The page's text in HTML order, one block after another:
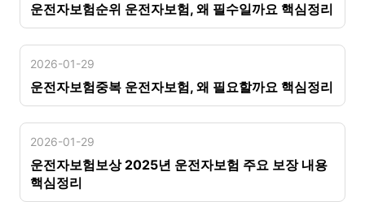
운전자보험순위 운전자보험, 왜 필수일까요 핵심정리
2026-01-29
운전자보험중복 운전자보험, 왜 필요할까요 핵심정리
2026-01-29
운전자보험보상 2025년 운전자보험 주요 보장 내용
핵심정리